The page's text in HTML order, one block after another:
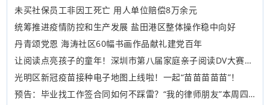
未买社保员工非因工死亡 用人单位赔偿8万余元
统筹推进疫情防控和生产发展 盐田港区整体操作稳中向好
丹青颂党恩 海涛社区60幅书画作品献礼建党百年
让阅读点亮孩子的童年！深圳市第八届家庭亲子阅读DV大赛圆满落幕
光明区新冠疫苗接种电子地图上线啦！一起“苗苗苗苗苗”！
预告：毕业找工作签合同如何不踩雷？“我的律师朋友”本周四告诉你